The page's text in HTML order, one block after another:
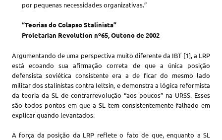
por pequenas necessidades organizativas.”
“Teorias do Colapso Stalinista”
Proletarian Revolution nº65, Outono de 2002
Argumentando de uma perspectiva muito diferente da IBT [1], a LRP
está ecoando sua afirmação correta de que a única posição
defensista soviética consistente era a de ficar do mesmo lado
militar dos stalinistas contra Ieltsin, e demonstra a lógica reformista
da teoria da SL de contrarrevolução “aos poucos” na URSS. Esses
são todos pontos em que a SL tem consistentemente falhado em
explicar quando levantados.
A força da posição da LRP reflete o fato de que, enquanto a SL